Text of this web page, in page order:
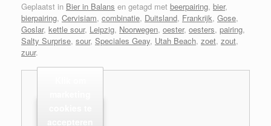
Geplaatst in Bier in Balans en getagd met beerpairing, bier,
bierpairing, Cervisiam, combinatie, Duitsland, Frankrijk, Gose,
Goslar, kettle sour, Leipzig, Noorwegen, oester, oesters, pairing,
Salty Surprise, sour, Speciales Geay, Utah Beach, zoet, zout,
zuur.